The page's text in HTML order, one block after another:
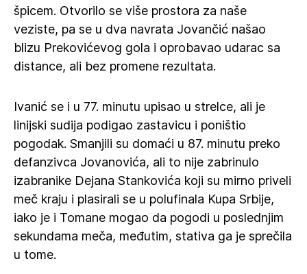
špicem. Otvorilo se više prostora za naše
veziste, pa se u dva navrata Jovančić našao
blizu Prekovićevog gola i oprobavao udarac sa
distance, ali bez promene rezultata.
Ivanić se i u 77. minutu upisao u strelce, ali je
linijski sudija podigao zastavicu i poništio
pogodak. Smanjili su domaći u 87. minutu preko
defanzivca Jovanovića, ali to nije zabrinulo
izabranike Dejana Stankovića koji su mirno priveli
meč kraju i plasirali se u polufinala Kupa Srbije,
iako je i Tomane mogao da pogodi u poslednjim
sekundama meča, međutim, stativa ga je sprečila
u tome.